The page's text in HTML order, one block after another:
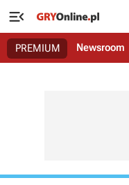

PREMIUM Newsroom